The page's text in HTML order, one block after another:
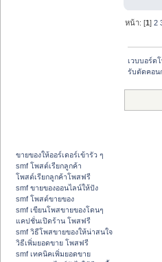
หน้า: [1]2
เวบบอร์ด
รับตัดคอน
ขายของให้ออร์เดอร์เข้ารัว ๆ
smf โพสต์เรียกลูกค้า
โพสต์เรียกลูกค้าโพสฟรี
smf ขายของออนไลน์ให้ปัง
smf โพสต์ขายของ
smf เขียนโพสขายของโดนๆ
แคปชั่นเปิดร้าน โพสฟรี
smf วิธีโพสขายของให้น่าสนใจ
วิธีเพิ่มยอดขาย โพสฟรี
smf เทคนิคเพิ่มยอดขาย